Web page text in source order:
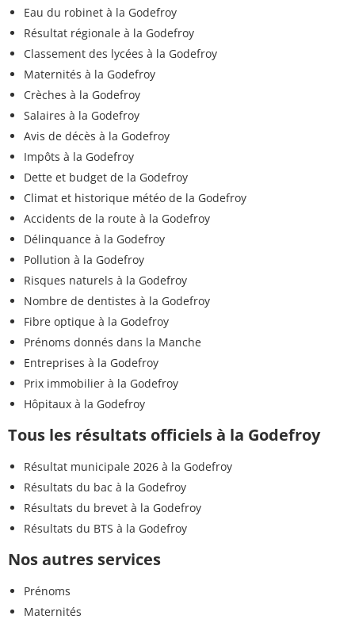
Eau du robinet à la Godefroy
Résultat régionale à la Godefroy
Classement des lycées à la Godefroy
Maternités à la Godefroy
Crèches à la Godefroy
Salaires à la Godefroy
Avis de décès à la Godefroy
Impôts à la Godefroy
Dette et budget de la Godefroy
Climat et historique météo de la Godefroy
Accidents de la route à la Godefroy
Délinquance à la Godefroy
Pollution à la Godefroy
Risques naturels à la Godefroy
Nombre de dentistes à la Godefroy
Fibre optique à la Godefroy
Prénoms donnés dans la Manche
Entreprises à la Godefroy
Prix immobilier à la Godefroy
Hôpitaux à la Godefroy
Tous les résultats officiels à la Godefroy
Résultat municipale 2026 à la Godefroy
Résultats du bac à la Godefroy
Résultats du brevet à la Godefroy
Résultats du BTS à la Godefroy
Nos autres services
Prénoms
Maternités